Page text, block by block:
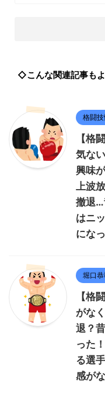
◇こんな関連記事も
格闘技
【格
気な
興味
上波
撤退…
はニ
にな
堀口恭
【格
がな
退？
った
る選
感が